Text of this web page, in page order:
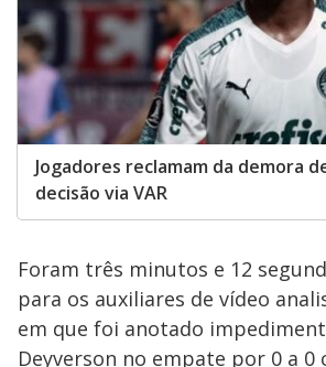
Jogadores reclamam da demora
decisão via VAR
Foram três minutos e 12
para os auxiliares de vídeo
em que foi anotado
Deyverson no empate por 0 a 0